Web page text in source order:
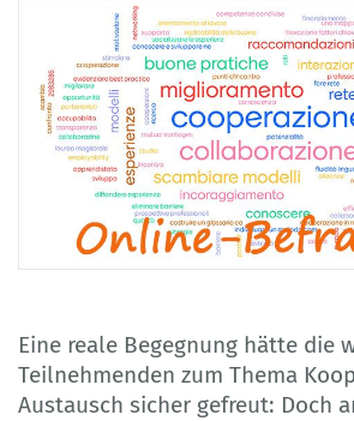
Eine reale Begegnung hätte die
Teilnehmenden zum Thema
Austausch sicher gefreut: Doch